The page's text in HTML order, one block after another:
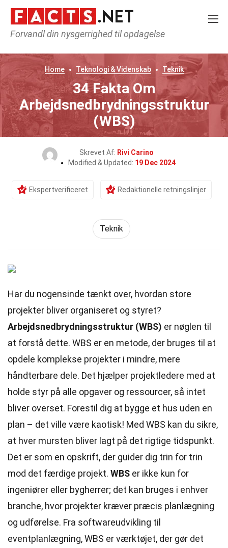
Forvandl din nysgerrighed til opdagelse
Home Teknologi & Videnskab Teknik
34 Fakta Om
Arbejdsnedbrydningsstruktur
(WBS)
Skrevet Af: Rivi Carino
Modified & Updated: 19 Dec 2024
Ekspertverificeret Redaktionelle retningslinjer
Teknik
Har du nogensinde tænkt over, hvordan store
projekter bliver organiseret og styret?
Arbejdsnedbrydningsstruktur (WBS) er nøglen til
at forstå dette. WBS er en metode, der bruges til at
opdele komplekse projekter i mindre, mere
håndterbare dele. Det hjælper projektledere med at
holde styr på alle opgaver og ressourcer, så intet
bliver overset. Forestil dig at bygge et hus uden en
plan – det ville være kaotisk! Med WBS kan du sikre,
at hver mursten bliver lagt på det rigtige tidspunkt.
Det er som en opskrift, der guider dig trin for trin
mod det færdige projekt. WBS er ikke kun for
ingeniører eller bygherrer; det kan bruges i enhver
branche, hvor projekter kræver præcis planlægning
og udførelse. Fra softwareudvikling til
eventplanlægning, WBS er værktøjet, der gør det